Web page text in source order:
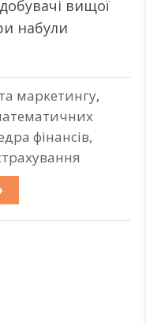
вищої
набули
маркетингу,
фінансів,